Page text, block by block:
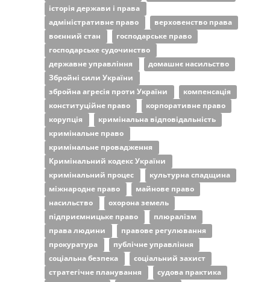
історія держави і права
адміністративне право
верховенство права
воєнний стан
господарське право
господарське судочинство
державне управління
домашнє насильство
Збройні сили України
збройна агресія проти України
компенсація
конституційне право
корпоративне право
корупція
кримінальна відповідальність
кримінальне право
кримінальне провадження
Кримінальний кодекс України
кримінальний процес
культурна спадщина
міжнародне право
майнове право
насильство
охорона земель
підприємницьке право
плюралізм
права людини
правове регулювання
прокуратура
публічне управління
соціальна безпека
соціальний захист
стратегічне планування
судова практика